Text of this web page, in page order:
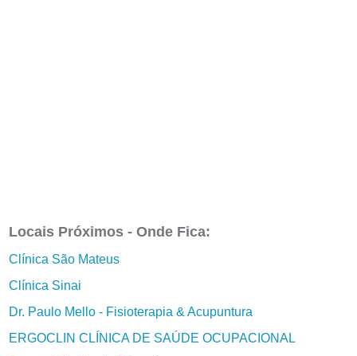
Locais Próximos - Onde Fica:
Clínica São Mateus
Clínica Sinai
Dr. Paulo Mello - Fisioterapia & Acupuntura
ERGOCLIN CLÍNICA DE SAÚDE OCUPACIONAL